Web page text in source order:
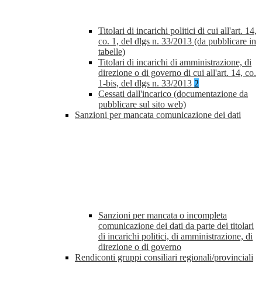
Titolari di incarichi politici di cui all'art. 14,
co. 1, del dlgs n. 33/2013 (da pubblicare in
tabelle)
Titolari di incarichi di amministrazione, di
direzione o di governo di cui all'art. 14, co.
1-bis, del dlgs n. 33/2013 2
Cessati dall'incarico (documentazione da
pubblicare sul sito web)
Sanzioni per mancata comunicazione dei dati
Sanzioni per mancata o incompleta
comunicazione dei dati da parte dei titolari
di incarichi politici, di amministrazione, di
direzione o di governo
Rendiconti gruppi consiliari regionali/provinciali